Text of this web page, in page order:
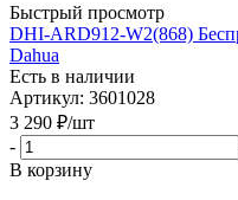
Быстрый просмотр
DHI-ARD912-W2(868)
Dahua
Есть в наличии
Артикул: 3601028
3 290 ₽/шт
-
В корзину